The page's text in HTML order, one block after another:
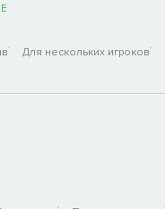
Для нескольких игроков